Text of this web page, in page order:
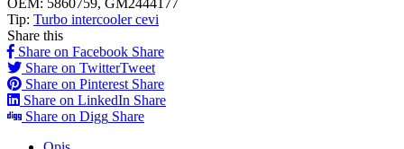
Tip: Turbo intercooler cevi
Share this
Share on Facebook Share
Share on TwitterTweet
Share on Pinterest Share
Share on LinkedIn Share
Share on Digg Share